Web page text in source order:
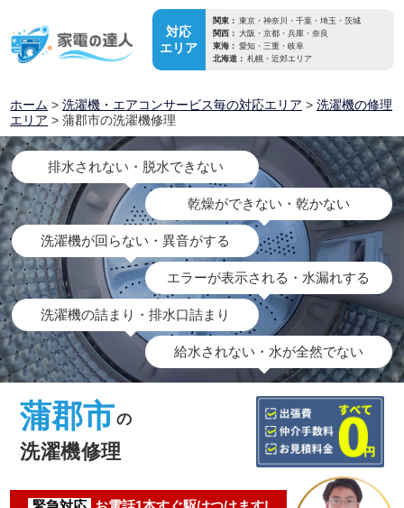
対応
エリア
関東： 東京・神奈川・千葉・埼玉・茨城
関西： 大阪・京都・兵庫・奈良
東海： 愛知・三重・岐阜
北海道： 札幌・近郊エリア
ホーム >洗濯機・エアコンサービス毎の対応エリア >洗濯機の修理
エリア > 蒲郡市の洗濯機修理
排水されない・脱水できない
乾燥ができない・乾かない
洗濯機が回らない・異音がする
エラーが表示される・水漏れする
洗濯機の詰まり・排水口詰まり
給水されない・水が全然でない
蒲郡市の
洗濯機修理